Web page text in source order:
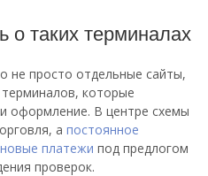
о таких терминалах
не просто отдельные сайты,
которые
оформление. В центре схемы
а постоянное
платежи под предлогом
проверок.